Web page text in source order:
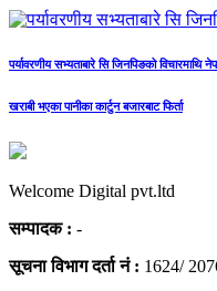
पर्यावरणीय सभ्यताबारे सि जिनपिङको विचारमाथि
खराबी भएका पानीका कार्टुन बजारबाट फिर्ता
Welcome Digital pvt.ltd
सम्पादक : -
सूचना विभाग दर्ता नं : 1624/